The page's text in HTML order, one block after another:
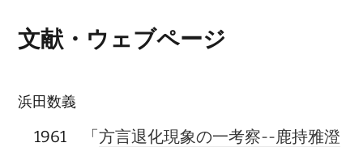
文献・ウェブページ
浜田数義
1961 「方言退化現象の一考察--鹿持雅澄